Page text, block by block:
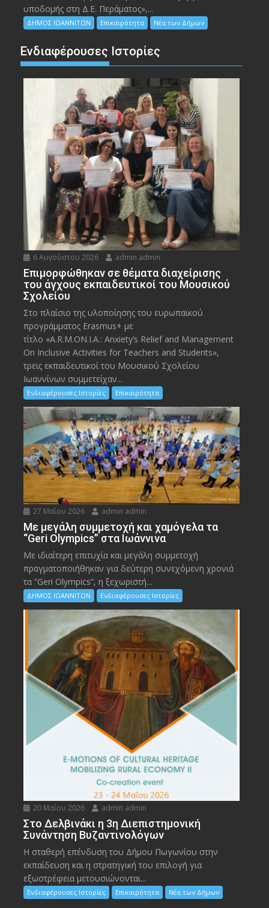
υποδομής στη Δ.Ε. Περάματος»,...
ΔΗΜΟΣ ΙΩΑΝΝΙΤΩΝ Επικαιρότητα Νέα των Δήμων
Ενδιαφέρουσες Ιστορίες
6 Αυγούστου 2026 admin admin
Eπιμορφώθηκαν σε θέματα διαχείρισης
του άγχους εκπαιδευτικοί του Μουσικού
Σχολείου
Στο πλαίσιο της υλοποίησης του ευρωπαϊκού
προγράμματος Erasmus+ με
τίτλο «A.R.M.ON.I.A.: Anxiety’s Relief and Management
On Inclusive Activities for Teachers and Students»,
τρεις εκπαιδευτικοί του Μουσικού Σχολείου
Ιωαννίνων συμμετείχαν...
Ενδιαφέρουσες Ιστορίες Επικαιρότητα
27 Μαΐου 2026 admin admin
Με μεγάλη συμμετοχή και χαμόγελα τα
“Geri Olympics” στα Ιωάννινα
Με ιδιαίτερη επιτυχία και μεγάλη συμμετοχή
πραγματοποιήθηκαν για δεύτερη συνεχόμενη χρονιά
τα “Geri Olympics”, η ξεχωριστή...
ΔΗΜΟΣ ΙΩΑΝΝΙΤΩΝ Ενδιαφέρουσες Ιστορίες
20 Μαΐου 2026 admin admin
Στο Δελβινάκι η 3η Διεπιστημονική
Συνάντηση Βυζαντινολόγων
Η σταθερή επένδυση του Δήμου Πωγωνίου στην
εκπαίδευση και η στρατηγική του επιλογή για
εξωστρέφεια μετουσιώνονται...
Ενδιαφέρουσες Ιστορίες Επικαιρότητα Νέα των Δήμων